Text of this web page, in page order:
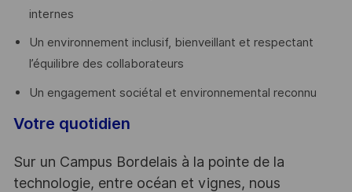
internes
Un environnement inclusif, bienveillant et respectant
l’équilibre des collaborateurs
Un engagement sociétal et environnemental reconnu
Votre quotidien
Sur un Campus Bordelais à la pointe de la
technologie, entre océan et vignes, nous